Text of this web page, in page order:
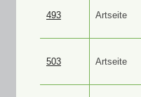
493 Artseite
503 Artseite